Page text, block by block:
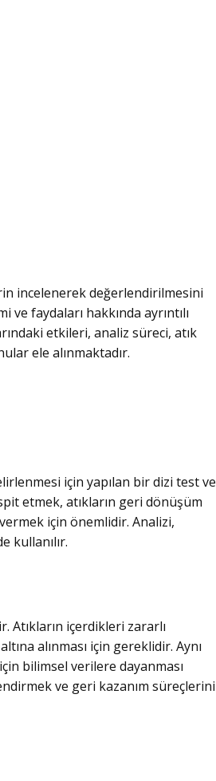
incelenerek değerlendirilmesini
faydaları hakkında ayrıntılı
etkileri, analiz süreci, atık
ele alınmaktadır.
için yapılan bir dizi test ve
etmek, atıkların geri dönüşüm
için önemlidir. Analizi,
kullanılır.
Atıkların içerdikleri zararlı
alınması için gereklidir. Aynı
bilimsel verilere dayanması
ve geri kazanım süreçlerini